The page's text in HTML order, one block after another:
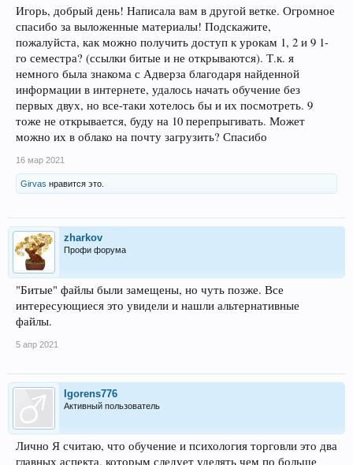
Игорь, добрый день! Написала вам в другой ветке. Огромное
спасибо за выложенные материалы! Подскажите,
пожалуйста, как можно получить доступ к урокам 1, 2 и 9 1-
го семестра? (ссылки битые и не открываются). Т.к. я
немного была знакома с Адверза благодаря найденной
информации в интернете, удалось начать обучение без
первых двух, но все-таки хотелось бы и их посмотреть. 9
тоже не открывается, буду на 10 перепрыгивать. Может
можно их в облако на почту загрузить? Спасибо
16 мар 2021
Girvas нравится это.
zharkov
Профи форума
"Битые" файлы были замещены, но чуть позже. Все
интересующиеся это увидели и нашли альтернативные
файлы.
5 апр 2021
Igorens776
Активный пользователь
Лично Я считаю, что обучение и психология торговли это два
главных аспекта, которым следует уделять чем по больше